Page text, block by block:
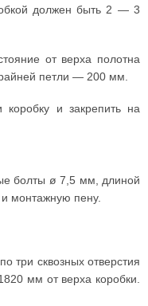
должен быть 2 — 3
от верха полотна
петли — 200 мм.
и закрепить на
болты ø 7,5 мм, длиной
монтажную пену.
три сквозных отверстия
мм от верха коробки.